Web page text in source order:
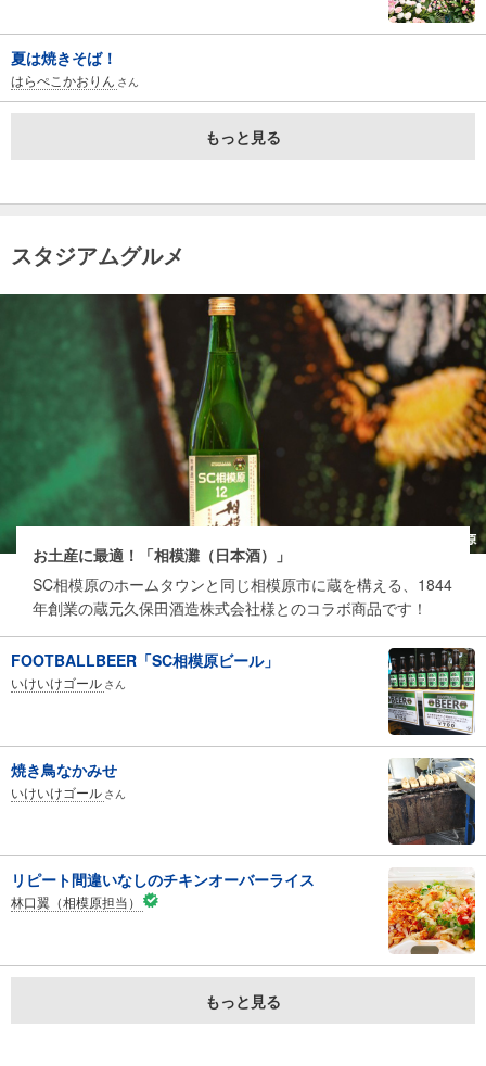
夏は焼きそば！
はらぺこかおりん さん
もっと見る
スタジアムグルメ
お土産に最適！「相模灘（日本酒）」
SC相模原のホームタウンと同じ相模原市に蔵を構える、1844
年創業の蔵元久保田酒造株式会社様とのコラボ商品です！
FOOTBALLBEER「SC相模原ビール」
いけいけゴール さん
焼き鳥なかみせ
いけいけゴール さん
リピート間違いなしのチキンオーバーライス
林口翼（相模原担当）
もっと見る